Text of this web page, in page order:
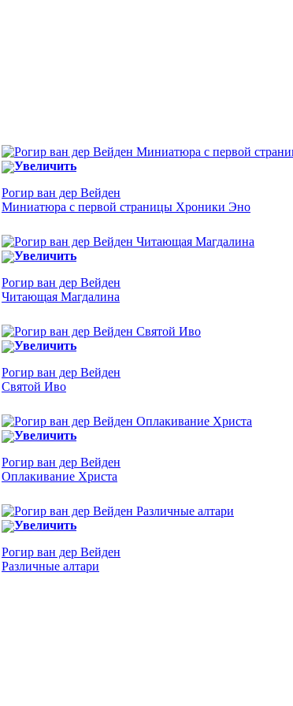
Увеличить
Рогир ван дер Вейден
Миниатюра с первой страницы Хроники Эно
Увеличить
Рогир ван дер Вейден
Читающая Магдалина
Увеличить
Рогир ван дер Вейден
Святой Иво
Увеличить
Рогир ван дер Вейден
Оплакивание Христа
Увеличить
Рогир ван дер Вейден
Различные алтари